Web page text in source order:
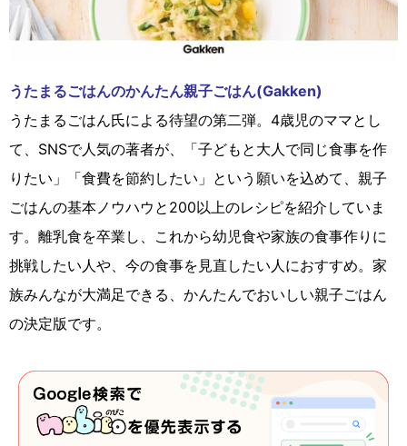
うたまるごはんのかんたん親子ごはん(Gakken)
うたまるごはん氏による待望の第二弾。4歳児のママとし
て、SNSで人気の著者が、「子どもと大人で同じ食事を作
りたい」「食費を節約したい」という願いを込めて、親子
ごはんの基本ノウハウと200以上のレシピを紹介していま
す。離乳食を卒業し、これから幼児食や家族の食事作りに
挑戦したい人や、今の食事を見直したい人におすすめ。家
族みんなが大満足できる、かんたんでおいしい親子ごはん
の決定版です。